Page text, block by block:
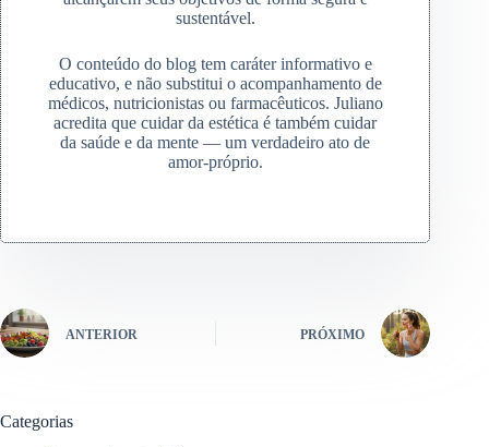
sustentável.
O conteúdo do blog tem caráter informativo e
educativo, e não substitui o acompanhamento de
médicos, nutricionistas ou farmacêuticos. Juliano
acredita que cuidar da estética é também cuidar
da saúde e da mente — um verdadeiro ato de
amor-próprio.
ANTERIOR PRÓXIMO
Categorias